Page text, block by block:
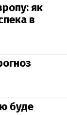
як
в
буде